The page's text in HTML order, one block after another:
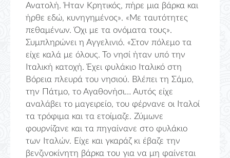
Ανατολή. Ήταν Κρητικός, πήρε μια βάρκα και
ήρθε εδώ, κυνηγημένος». «Με ταυτότητες
πεθαμένων. Όχι με τα ονόματα τους».
Συμπληρώνει η Αγγελινιό. «Στον πόλεμο τα
είχε καλά με όλους. Το νησί ήταν υπό την
Ιταλική κατοχή. Έχει φυλάκιο Ιταλικό στη
Βόρεια πλευρά του νησιού. Βλέπει τη Σάμο,
την Πάτμο, το Αγαθονήσι… Αυτός είχε
αναλάβει το μαγειρείο, του φέρνανε οι Ιταλοί
τα τρόφιμα και τα ετοίμαζε. Ζύμωνε
φουρνίζανε και τα πηγαίνανε στο φυλάκιο
των Ιταλών. Είχε και γκαράζ κι έβαζε την
βενζινοκίνητη βάρκα του για να μη φαίνεται